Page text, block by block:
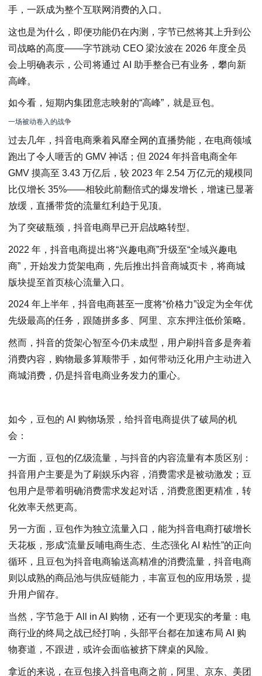
手，一跃成为整个互联网消费的入口。
这也是为什么，即便功能仍在内测，字节已然将其上升到公
司战略的高度——字节跳动 CEO 梁汝波在 2026 年度全员
会上明确表示，公司将通过 AI 助手整合已有业务，攀向新
高峰。
如今看，短期内集团意志映射的“高峰”，就是豆包。
一场被动卷入的战争
过去几年，抖音电商乘着风靡全网的直播势能，在电商领域
跑出了令人咂舌的 GMV 神话；但 2024 年抖音电商全年
GMV 摸高至 3.43 万亿后，较 2023 年 2.54 万亿元的规模同
比仅增长 35%——相较此前翻倍式的爆发增长，增速已显著
放缓，直播带货的流量红利趋于见顶。
为了突破瓶颈，抖音电商早已开启战略转型。
2022 年，抖音电商提出将“兴趣电商”升级至“全域兴趣电
商”，开始发力货架电商，先后推出抖音商城页卡，将商城
版块提至首页核心流量入口。
2024 年上半年，抖音电商甚至一度将“价格力”设定为全年优
先级最高的任务，跟随拼多多、阿里、京东押注低价策略。
然而，抖音的货架心智至今仍未成型，用户刷抖音多是奔着
消费内容，购物最多算顺带手，如何带动泛化用户主动进入
商城消费，仍是抖音电商业务发力的重心。
如今，豆包的 AI 购物场景，给抖音电商提供了破局的机
会：
一方面，豆包的亿级流量，与抖音的内容流量有本质区别：
抖音用户主要是为了刷娱乐内容，消费需求是被动激发；豆
包用户是带着明确消费需求发起对话，消费意图更精准，转
化效率天然更高。
另一方面，豆包作为独立流量入口，能为抖音电商打破增长
天花板，形成“流量反哺电商生态、生态强化 AI 粘性”的正向
循环，且豆包为抖音电商输送高精准的消费流量，抖音电商
则以成熟的商品池与供应链能力，丰富豆包的应用场景，提
升用户留存。
当然，字节急于 All in AI 购物，还有一个更现实的考量：电
商行业的终局之战已经打响，头部平台都在加速布局 AI 购
物赛道，不跟进，或许会面临被挤下牌桌的风险。
拿近的来说，在豆包接入抖音电商之前，阿里、京东、美团